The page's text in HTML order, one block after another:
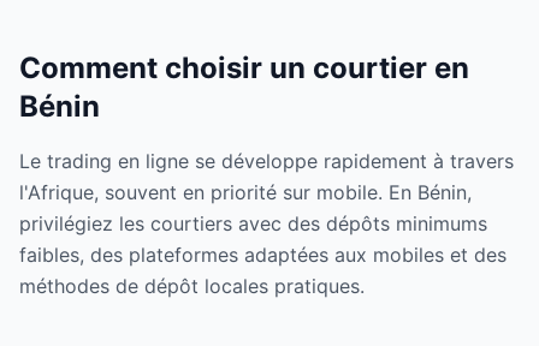
Comment choisir un courtier en
Bénin
Le trading en ligne se développe rapidement à travers
l'Afrique, souvent en priorité sur mobile. En Bénin,
privilégiez les courtiers avec des dépôts minimums
faibles, des plateformes adaptées aux mobiles et des
méthodes de dépôt locales pratiques.